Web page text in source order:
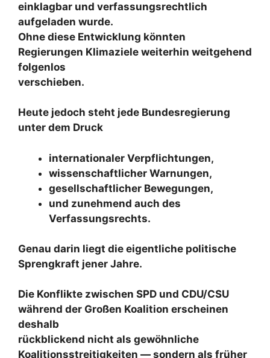
einklagbar und verfassungsrechtlich
aufgeladen wurde.
Ohne diese Entwicklung könnten
Regierungen Klimaziele weiterhin weitgehend
folgenlos
verschieben.
Heute jedoch steht jede Bundesregierung
unter dem Druck
internationaler Verpflichtungen,
wissenschaftlicher Warnungen,
gesellschaftlicher Bewegungen,
und zunehmend auch des
Verfassungsrechts.
Genau darin liegt die eigentliche politische
Sprengkraft jener Jahre.
Die Konflikte zwischen SPD und CDU/CSU
während der Großen Koalition erscheinen
deshalb
rückblickend nicht als gewöhnliche
Koalitionsstreitigkeiten — sondern als früher